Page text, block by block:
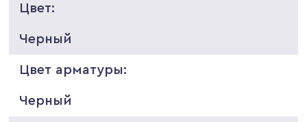
Цвет:
Черный
Цвет арматуры:
Черный